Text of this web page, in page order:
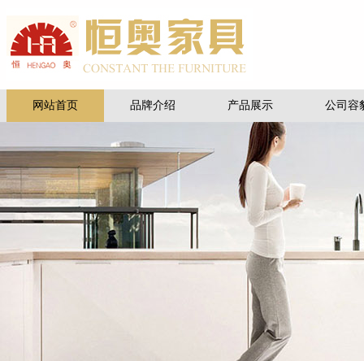
网站首页 品牌介绍 产品展示 公司容